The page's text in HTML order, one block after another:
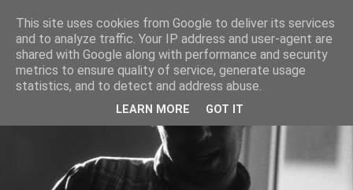
This site uses cookies from Google to deliver its services
and to analyze traffic. Your IP address and user-agent are
shared with Google along with performance and security
metrics to ensure quality of service, generate usage
statistics, and to detect and address abuse.
LEARN MORE GOT IT